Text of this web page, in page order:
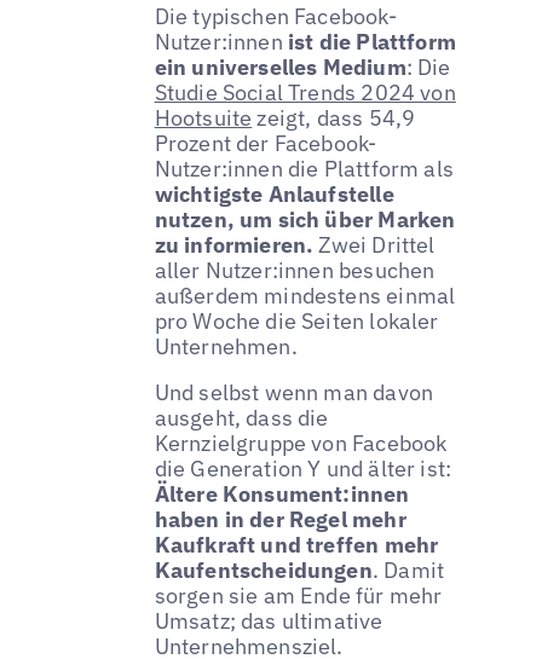
Die typischen Facebook-
Nutzer:innen ist die Plattform
ein universelles Medium: Die
Studie Social Trends 2024 von
Hootsuite zeigt, dass 54,9
Prozent der Facebook-
Nutzer:innen die Plattform als
wichtigste Anlaufstelle
nutzen, um sich über Marken
zu informieren. Zwei Drittel
aller Nutzer:innen besuchen
außerdem mindestens einmal
pro Woche die Seiten lokaler
Unternehmen.
Und selbst wenn man davon
ausgeht, dass die
Kernzielgruppe von Facebook
die Generation Y und älter ist:
Ältere Konsument:innen
haben in der Regel mehr
Kaufkraft und treffen mehr
Kaufentscheidungen. Damit
sorgen sie am Ende für mehr
Umsatz; das ultimative
Unternehmensziel.